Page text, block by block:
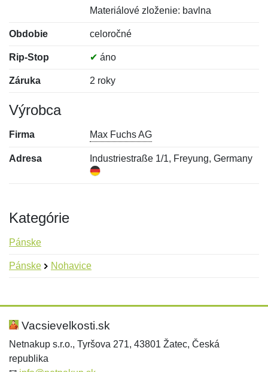
Materiálové zloženie: bavlna
Obdobie celoročné
Rip-Stop ✔ áno
Záruka 2 roky
Výrobca
Firma Max Fuchs AG
Adresa Industriestraße 1/1, Freyung, Germany
Kategórie
Pánske
Pánske Nohavice
Hodnotenie:
Meno:
Vacsievelkosti.sk
Netnakup s.r.o., Tyršova 271, 43801 Žatec, Česká
republika